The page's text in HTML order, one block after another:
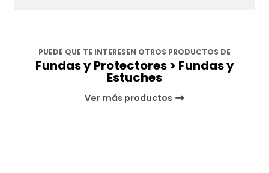
PUEDE QUE TE INTERESEN OTROS PRODUCTOS DE
Fundas y Protectores > Fundas y
Estuches
Ver más productos